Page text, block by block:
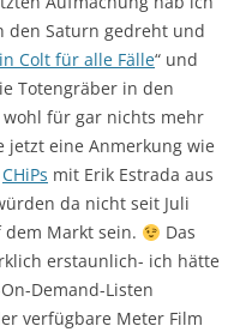
den Saturn gedreht und
Colt für alle Fälle“ und
Totengräber in den
für gar nichts mehr
jetzt eine Anmerkung wie
CHiPs mit Erik Estrada aus
da nicht seit Juli
dem Markt sein.
Das
erstaunlich- ich hätte
Demand-Listen
verfügbare Meter Film